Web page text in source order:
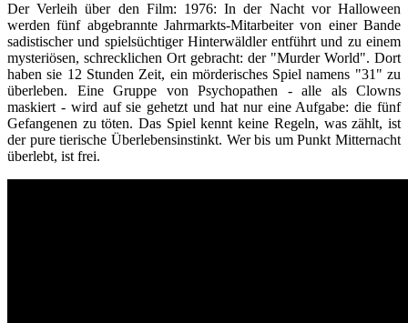
Der Verleih über den Film: 1976: In der Nacht vor Halloween
werden fünf abgebrannte Jahrmarkts-Mitarbeiter von einer Bande
sadistischer und spielsüchtiger Hinterwäldler entführt und zu einem
mysteriösen, schrecklichen Ort gebracht: der "Murder World". Dort
haben sie 12 Stunden Zeit, ein mörderisches Spiel namens "31" zu
überleben. Eine Gruppe von Psychopathen - alle als Clowns
maskiert - wird auf sie gehetzt und hat nur eine Aufgabe: die fünf
Gefangenen zu töten. Das Spiel kennt keine Regeln, was zählt, ist
der pure tierische Überlebensinstinkt. Wer bis um Punkt Mitternacht
überlebt, ist frei.